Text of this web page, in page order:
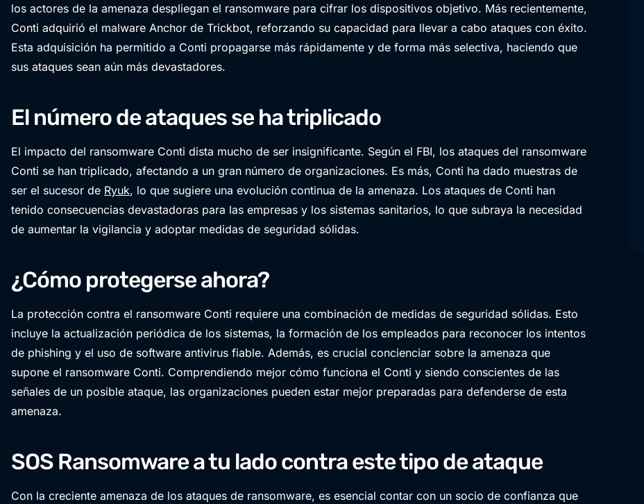
los actores de la amenaza despliegan el ransomware para cifrar los dispositivos objetivo. Más recientemente,
Conti adquirió el malware Anchor de Trickbot, reforzando su capacidad para llevar a cabo ataques con éxito.
Esta adquisición ha permitido a Conti propagarse más rápidamente y de forma más selectiva, haciendo que
sus ataques sean aún más devastadores.
El número de ataques se ha triplicado
El impacto del ransomware Conti dista mucho de ser insignificante. Según el FBI, los ataques del ransomware
Conti se han triplicado, afectando a un gran número de organizaciones. Es más, Conti ha dado muestras de
ser el sucesor de Ryuk, lo que sugiere una evolución continua de la amenaza. Los ataques de Conti han
tenido consecuencias devastadoras para las empresas y los sistemas sanitarios, lo que subraya la necesidad
de aumentar la vigilancia y adoptar medidas de seguridad sólidas.
¿Cómo protegerse ahora?
La protección contra el ransomware Conti requiere una combinación de medidas de seguridad sólidas. Esto
incluye la actualización periódica de los sistemas, la formación de los empleados para reconocer los intentos
de phishing y el uso de software antivirus fiable. Además, es crucial concienciar sobre la amenaza que
supone el ransomware Conti. Comprendiendo mejor cómo funciona el Conti y siendo conscientes de las
señales de un posible ataque, las organizaciones pueden estar mejor preparadas para defenderse de esta
amenaza.
SOS Ransomware a tu lado contra este tipo de ataque
Con la creciente amenaza de los ataques de ransomware, es esencial contar con un socio de confianza que